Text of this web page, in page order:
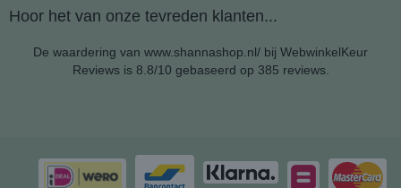
Hoor het van onze tevreden klanten...
De waardering van www.shannashop.nl/ bij WebwinkelKeur
Reviewsis 8.8/10 gebaseerd op 385 reviews.